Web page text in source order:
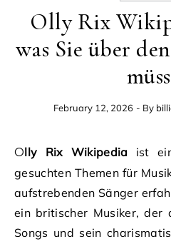
Olly Rix
was Sie über
February 12, 2026 - By
Olly Rix Wikipedia ist
gesuchten Themen für
aufstrebenden Sänger
ein britischer Musiker, der
Songs und sein